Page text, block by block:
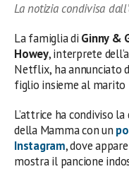
La notizia condivisa
La famiglia di Ginny &
Howey, interprete
Netflix, ha annunciato
figlio insieme al marito
L’attrice ha condiviso
della Mamma con un
Instagram, dove
mostra il pancione